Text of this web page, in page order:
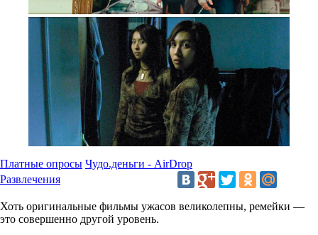
Платные опросы Чудо.деньги - AirDrop
Развлечения
Хоть оригинальные фильмы ужасов великолепны, ремейки —
это совершенно другой уровень.